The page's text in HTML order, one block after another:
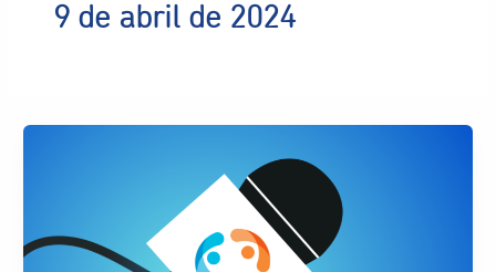
9 de abril de 2024